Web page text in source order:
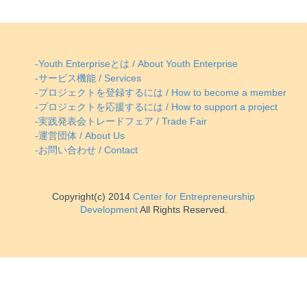
-Youth Enterpriseとは / About Youth Enterprise
-サービス機能 / Services
-プロジェクトを登録するには / How to become a member
-プロジェクトを応援するには / How to support a project
-実践発表会トレードフェア / Trade Fair
-運営団体 / About Us
-お問い合わせ / Contact
Copyright(c) 2014 Center for Entrepreneurship
DevelopmentAll Rights Reserved.